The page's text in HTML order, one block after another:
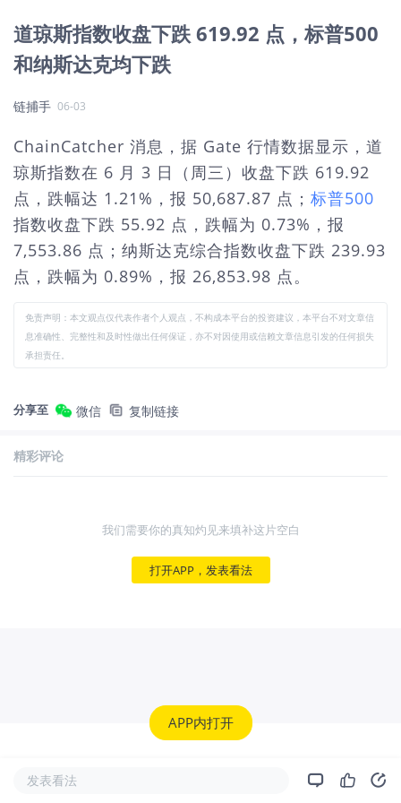
道琼斯指数收盘下跌 619.92 点，标普500
和纳斯达克均下跌
链捕手 06-03
ChainCatcher 消息，据 Gate 行情数据显示，道
琼斯指数在 6 月 3 日（周三）收盘下跌 619.92
点，跌幅达 1.21%，报 50,687.87 点； 标普500
指数收盘下跌 55.92 点，跌幅为 0.73%，报
7,553.86 点；纳斯达克综合指数收盘下跌 239.93
点，跌幅为 0.89%，报 26,853.98 点。
免责声明：本文观点仅代表作者个人观点，不构成本平台的投资建议，本平台不对文章信
息准确性、完整性和及时性做出任何保证，亦不对因使用或信赖文章信息引发的任何损失
承担责任。
分享至 微信 复制链接
精彩评论
我们需要你的真知灼见来填补这片空白
打开APP，发表看法
APP内打开
发表看法